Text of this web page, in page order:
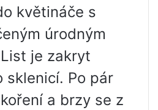
květináče s
úrodným
je zakryt
sklenicí. Po pár
a brzy se z